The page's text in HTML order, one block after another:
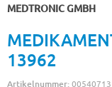
MEDTRONIC GMBH
13962
Artikelnummer:00540713